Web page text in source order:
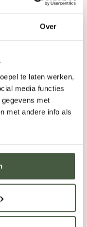
Over
te laten werken,
media functies
met
met andere info als
(6) - +